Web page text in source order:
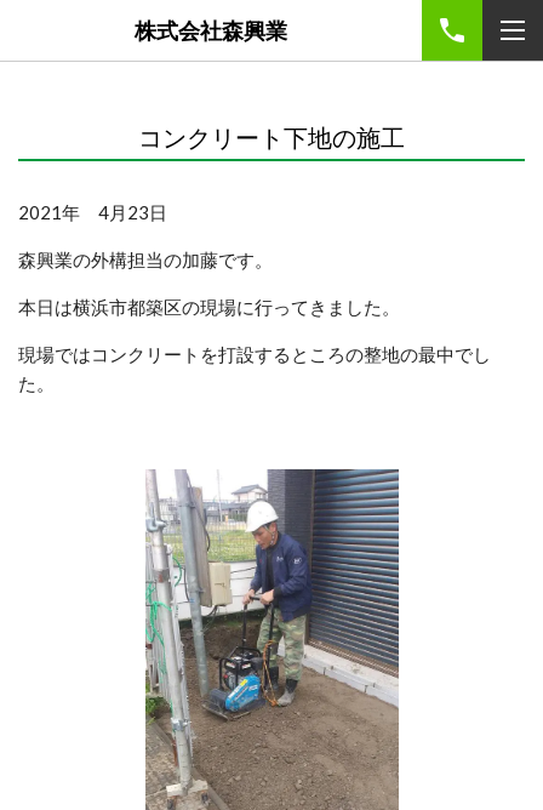
株式会社森興業
コンクリート下地の施工
2021年 4月23日
森興業の外構担当の加藤です。
本日は横浜市都築区の現場に行ってきました。
現場ではコンクリートを打設するところの整地の最中でし
た。